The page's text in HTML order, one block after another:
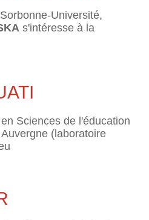
Université,
s'intéresse à la
Sciences de l'éducation
(laboratoire